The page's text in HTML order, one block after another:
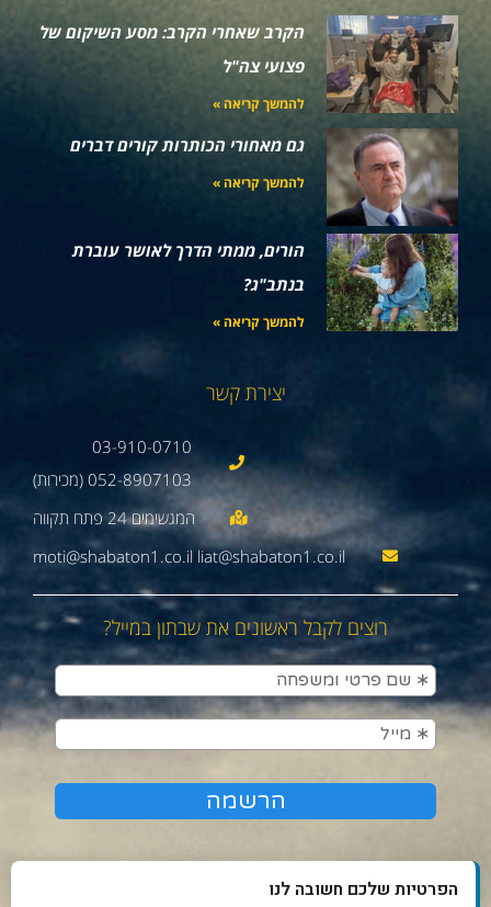
הקרב שאחרי הקרב: מסע השיקום של
פצועי צה"ל
להמשך קריאה »
גם מאחורי הכותרות קורים דברים
להמשך קריאה »
הורים, ממתי הדרך לאושר עוברת
בנתב"ג?
להמשך קריאה »
יצירת קשר
03-910-0710
052-8907103 (מכירות)
moti@shabaton1.co.il liat@shabaton1.co.il
רוצים לקבל ראשונים את שבתון במייל?
הפרטיות שלכם חשובה לנו